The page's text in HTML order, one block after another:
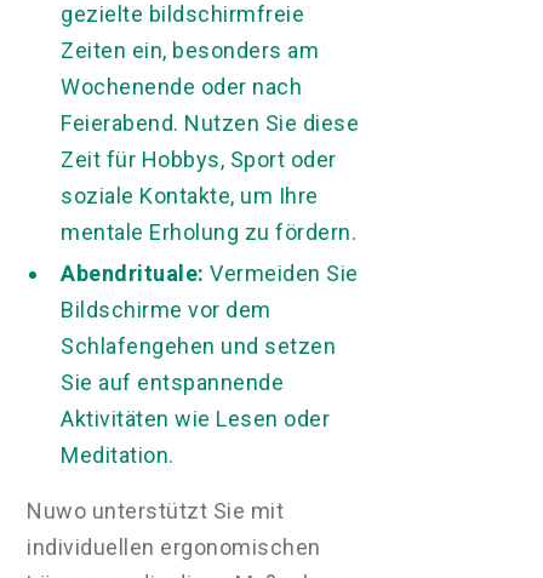
gezielte bildschirmfreie
Zeiten ein, besonders am
Wochenende oder nach
Feierabend. Nutzen Sie diese
Zeit für Hobbys, Sport oder
soziale Kontakte, um Ihre
mentale Erholung zu fördern.
Abendrituale: Vermeiden Sie
Bildschirme vor dem
Schlafengehen und setzen
Sie auf entspannende
Aktivitäten wie Lesen oder
Meditation.
Nuwo unterstützt Sie mit
individuellen ergonomischen